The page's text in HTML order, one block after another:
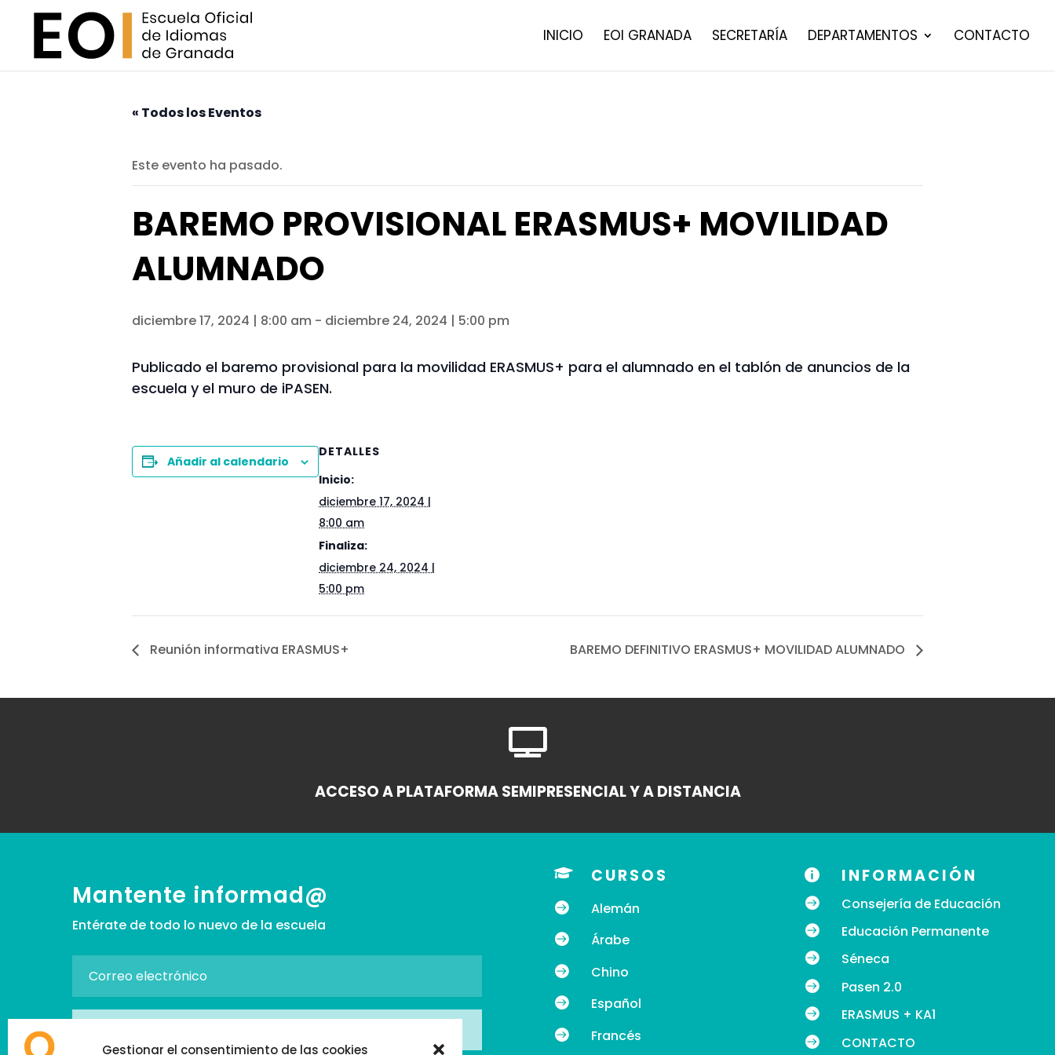
Gestionar el consentimiento de las cookies
INICIO EOI GRANADA SECRETARÍA DEPARTAMENTOS CONTACTO
« Todos los Eventos
Este evento ha pasado.
BAREMO PROVISIONAL ERASMUS+ MOVILIDAD
ALUMNADO
diciembre 17, 2024 | 8:00 am - diciembre 24, 2024 | 5:00 pm
Publicado el baremo provisional para la movilidad ERASMUS+ para el alumnado en el tablón de anuncios de la
escuela y el muro de iPASEN.
Añadir al calendario
DETALLES
Inicio:
diciembre 17, 2024 |
8:00 am
Finaliza:
diciembre 24, 2024 |
5:00 pm
Reunión informativa ERASMUS+ BAREMO DEFINITIVO ERASMUS+ MOVILIDAD ALUMNADO

ACCESO A PLATAFORMA SEMIPRESENCIAL Y A DISTANCIA
Mantente informad@
Entérate de todo lo nuevo de la escuela
 CURSOS
 Alemán
 Árabe
 Chino
 Español
 Francés
 INFORMACIÓN
 Consejería de Educación
 Educación Permanente
 Séneca
 Pasen 2.0
 ERASMUS + KA1
 CONTACTO